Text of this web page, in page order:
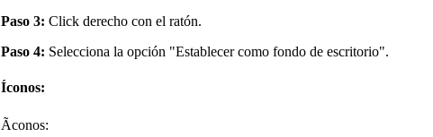
Paso 3: Click derecho con el ratón.
Paso 4: Selecciona la opción "Establecer como fondo de escritorio".
Íconos:
Ãconos: